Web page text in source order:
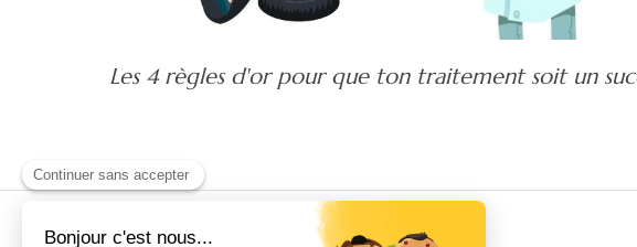
Les 4 règles d'or pour que ton traitement soit un